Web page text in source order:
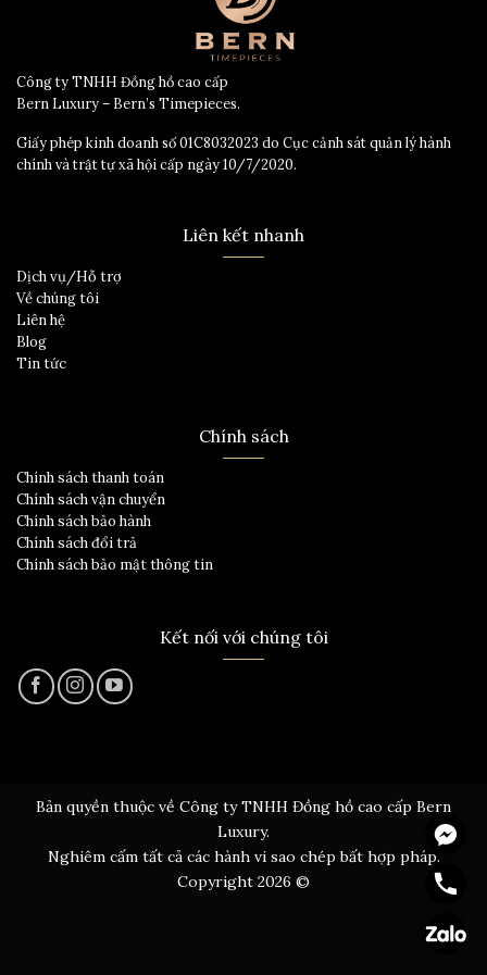
Công ty TNHH Đồng hồ cao cấp
Bern Luxury – Bern’s Timepieces.
Giấy phép kinh doanh số 01C8032023 do Cục cảnh sát quản lý hành
chính và trật tự xã hội cấp ngày 10/7/2020.
Liên kết nhanh
Dịch vụ/Hỗ trợ
Về chúng tôi
Liên hệ
Blog
Tin tức
Chính sách
Chính sách thanh toán
Chính sách vận chuyển
Chính sách bảo hành
Chính sách đổi trả
Chính sách bảo mật thông tin
Kết nối với chúng tôi
Bản quyền thuộc về Công ty TNHH Đồng hồ cao cấp Bern
Luxury.
Nghiêm cấm tất cả các hành vi sao chép bất hợp pháp.
Copyright 2026 ©
Hotline